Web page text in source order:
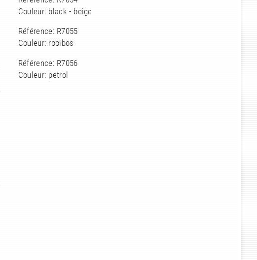
Couleur: black - beige
Référence: R7055
Couleur: rooibos
Référence: R7056
Couleur: petrol